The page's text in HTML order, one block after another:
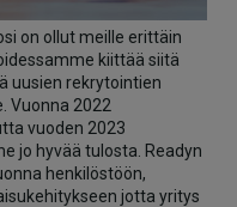
on ollut meille erittäin
kiittää siitä
uusien rekrytointien
Vuonna 2022
vuoden 2023
jo hyvää tulosta. Readyn
henkilöstöön,
jotta yritys